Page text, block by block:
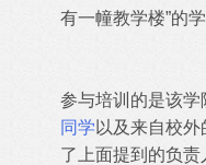
有一幢教学楼”的
参与培训的是该
同学 以及来自校外
了上面提到的负